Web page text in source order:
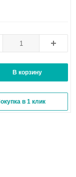
В корзину
в 1 клик